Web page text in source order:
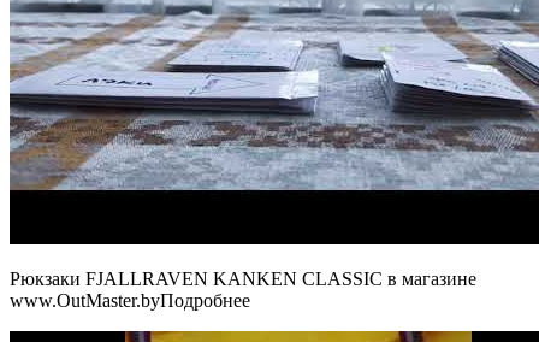
Рюкзаки FJALLRAVEN KANKEN CLASSIC в магазине
www.OutMaster.byПодробнее